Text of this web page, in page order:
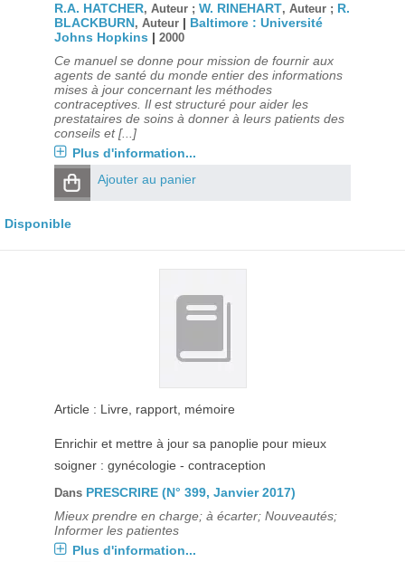
R.A. HATCHER, Auteur ; W. RINEHART, Auteur ; R.
BLACKBURN, Auteur | Baltimore : Université
Johns Hopkins | 2000
Ce manuel se donne pour mission de fournir aux
agents de santé du monde entier des informations
mises à jour concernant les méthodes
contraceptives. Il est structuré pour aider les
prestataires de soins à donner à leurs patients des
conseils et [...]
Plus d'information...
Ajouter au panier
Disponible
Article : Livre, rapport, mémoire
Enrichir et mettre à jour sa panoplie pour mieux
soigner : gynécologie - contraception
Dans PRESCRIRE (N° 399, Janvier 2017)
Mieux prendre en charge; à écarter; Nouveautés;
Informer les patientes
Plus d'information...